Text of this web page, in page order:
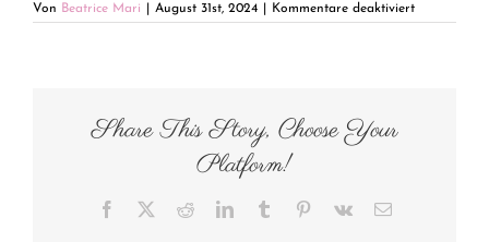
Von Beatrice Mari August 31st, 2024 Kommentare deaktiviertfür
6C7B0230-
Share This Story, Choose Your
Platform!
Facebook RedditLinkedInTumblr Pinterest
Vk
E-